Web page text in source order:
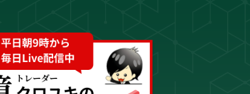
すべて公開しています。"わからない"を"わ